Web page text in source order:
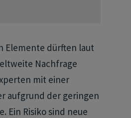
Elemente dürften laut
Nachfrage
mit einer
aufgrund der geringen
Ein Risiko sind neue